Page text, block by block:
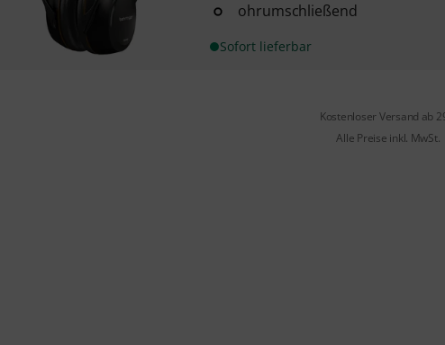
ohrumschließend
Sofort lieferbar
Kostenloser Versand ab
Alle Preise inkl. MwSt.